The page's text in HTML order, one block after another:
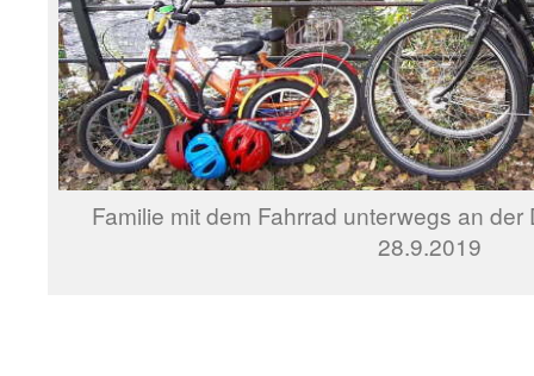
Familie mit dem Fahrrad unterwegs an der
28.9.2019